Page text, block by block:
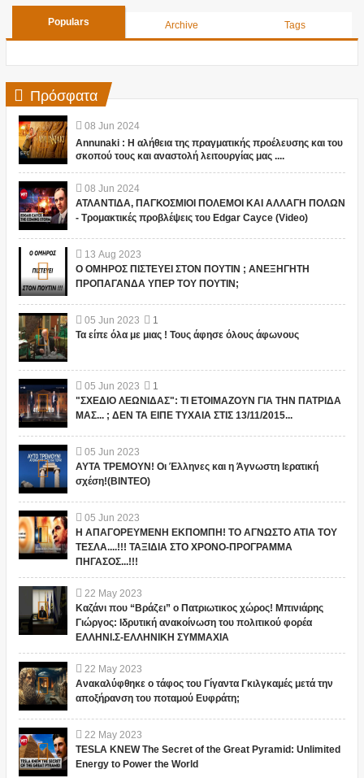
Populars Archive Tags
Πρόσφατα
08 Jun 2024
Annunaki : Η αλήθεια της πραγματικής προέλευσης και του
σκοπού τους και αναστολή λειτουργίας μας ....
08 Jun 2024
ΑΤΛΑΝΤΙΔΑ, ΠΑΓΚΟΣΜΙΟΙ ΠΟΛΕΜΟΙ ΚΑΙ ΑΛΛΑΓΗ ΠΟΛΩΝ
- Τρομακτικές προβλέψεις του Edgar Cayce (Video)
13 Aug 2023
Ο ΟΜΗΡΟΣ ΠΙΣΤΕΥΕΙ ΣΤΟΝ ΠΟΥΤΙΝ ; ΑΝΕΞΗΓΗΤΗ
ΠΡΟΠΑΓΑΝΔΑ ΥΠΕΡ ΤΟΥ ΠΟΥΤΙΝ;
05 Jun 2023
1
Τα είπε όλα με μιας ! Τους άφησε όλους άφωνους
05 Jun 2023
1
"ΣΧΕΔΙΟ ΛΕΩΝΙΔΑΣ": ΤΙ ΕΤΟΙΜΑΖΟΥΝ ΓΙΑ ΤΗΝ ΠΑΤΡΙΔΑ
ΜΑΣ... ; ΔΕΝ ΤΑ ΕΙΠΕ ΤΥΧΑΙΑ ΣΤΙΣ 13/11/2015...
05 Jun 2023
ΑΥΤΑ ΤΡΕΜΟΥΝ! Οι Έλληνες και η Άγνωστη Ιερατική
σχέση!(ΒΙΝΤΕΟ)
05 Jun 2023
Η ΑΠΑΓΟΡΕΥΜΕΝΗ ΕΚΠΟΜΠΗ! ΤΟ ΑΓΝΩΣΤΟ ΑΤΙΑ ΤΟΥ
ΤΕΣΛΑ....!!! ΤΑΞΙΔΙΑ ΣΤΟ ΧΡΟΝΟ-ΠΡΟΓΡΑΜΜΑ
ΠΗΓΑΣΟΣ...!!!
22 May 2023
Καζάνι που “Βράζει” ο Πατριωτικος χώρος! Μπινιάρης
Γιώργος: Ιδρυτική ανακοίνωση του πολιτικού φορέα
ΕΛΛΗΝΙ.Σ-ΕΛΛΗΝΙΚΗ ΣΥΜΜΑΧΙΑ
22 May 2023
Ανακαλύφθηκε ο τάφος του Γίγαντα Γκιλγκαμές μετά την
αποξήρανση του ποταμού Ευφράτη;
22 May 2023
TESLA KNEW The Secret of the Great Pyramid: Unlimited
Energy to Power the World